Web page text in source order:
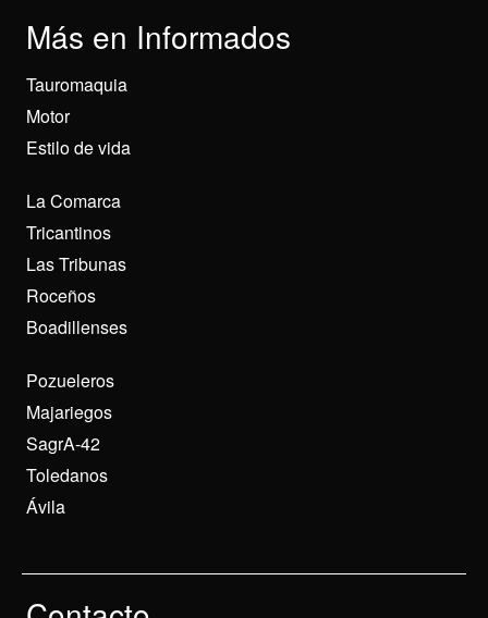
Más en Informados
Tauromaquia
Motor
Estilo de vida
La Comarca
Tricantinos
Las Tribunas
Roceños
Boadillenses
Pozueleros
Majariegos
SagrA-42
Toledanos
Ávila